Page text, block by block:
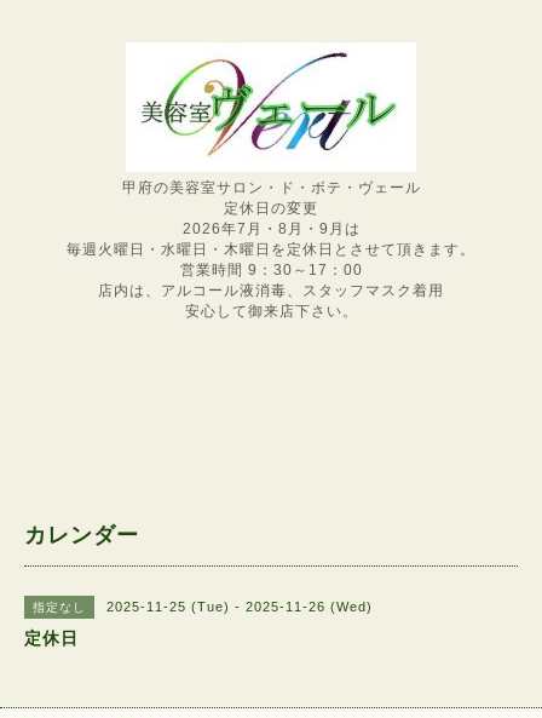
甲府の美容室サロン・ド・ボテ・ヴェール
定休日の変更
2026年7月・8月・9月は
毎週火曜日・水曜日・木曜日を定休日とさせて頂きます。
営業時間 9：30～17：00
店内は、アルコール液消毒、スタッフマスク着用
安心して御来店下さい。
カレンダー
指定なし 2025-11-25 (Tue) - 2025-11-26 (Wed)
定休日